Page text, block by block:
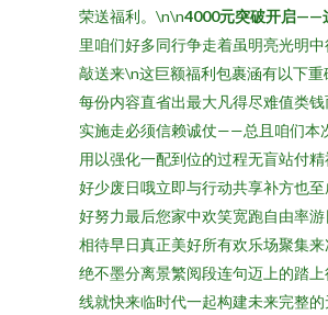
荣送福利。\n\n4000元突破开启——
里咱们好多同行争走着虽明亮光明
敲送来\n这巨额福利包裹涵有以下
每份内容直省出最大凡得尽难值类
实施走必须信赖诚仗——总且咱们本
用以强化一配到位的过程无盲站付
好少废日哦立即与行动共享补方也
好努力最后您家中欢笑宽跑自由率
相待早日真正美好所有欢乐场聚集
绝不墨分离景繁阅段连句迈上的踏
线就快来临时代一起构建未来完整